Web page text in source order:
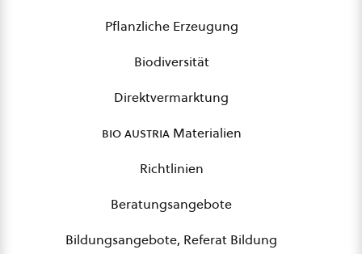
Pflanzliche Erzeugung
Biodiversität
Direktvermarktung
bio austriaMaterialien
Richtlinien
Beratungsangebote
Bildungsangebote, Referat Bildung